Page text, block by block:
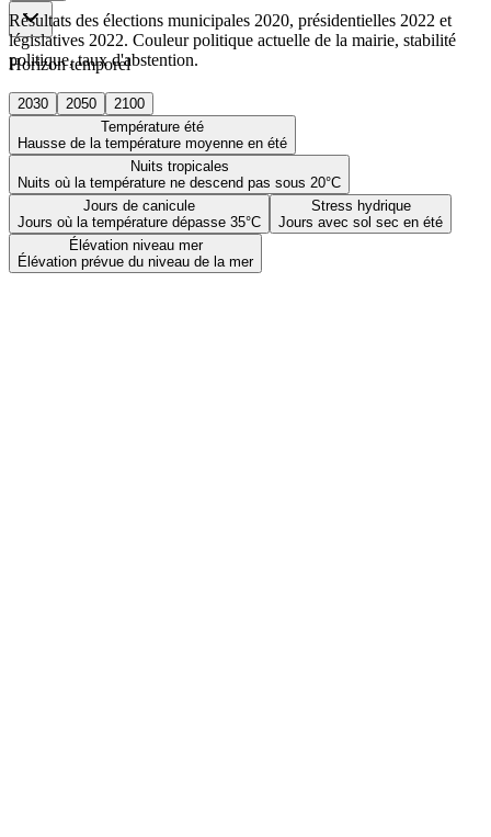
Horizon temporel
2030 2050
2100
Température été
Hausse de la température moyenne en été
Nuits tropicales
Nuits où la température ne descend pas sous 20°C
Jours de canicule
Jours où la température dépasse 35°C
Stress hydrique
Jours avec sol sec en été
Élévation niveau mer
Élévation prévue du niveau de la mer
Résultats des élections municipales 2020, présidentielles 2022 et
législatives 2022. Couleur politique actuelle de la mairie, stabilité
politique, taux d'abstention.